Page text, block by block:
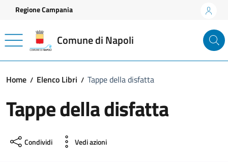
Vai ai contenuti
Vai al footer
Regione Campania
Comune di Napoli
Home Elenco Libri Tappe della disfatta
Tappe della disfatta
Condividi Vedi azioni